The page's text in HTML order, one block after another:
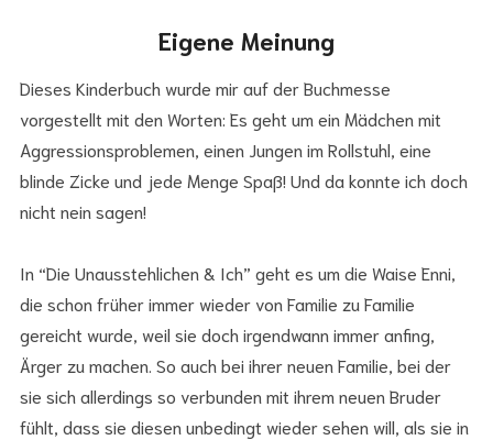
Eigene Meinung
Dieses Kinderbuch wurde mir auf der Buchmesse
vorgestellt mit den Worten: Es geht um ein Mädchen mit
Aggressionsproblemen, einen Jungen im Rollstuhl, eine
blinde Zicke und jede Menge Spaß! Und da konnte ich doch
nicht nein sagen!
In “Die Unausstehlichen & Ich” geht es um die Waise Enni,
die schon früher immer wieder von Familie zu Familie
gereicht wurde, weil sie doch irgendwann immer anfing,
Ärger zu machen. So auch bei ihrer neuen Familie, bei der
sie sich allerdings so verbunden mit ihrem neuen Bruder
fühlt, dass sie diesen unbedingt wieder sehen will, als sie in